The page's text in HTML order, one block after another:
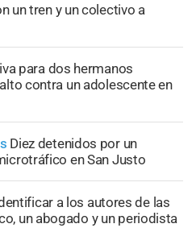
un tren y un colectivo a
para dos hermanos
contra un adolescente en
Diez detenidos por un
en San Justo
a los autores de las
un abogado y un periodista